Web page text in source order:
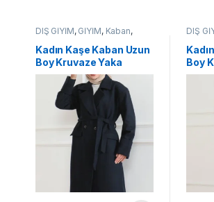
DIŞ GİYİM, GİYİM, Kaban,
Kadın Kaşe Kaban Uzun
Boy Kruvaze Yaka
Kuşaklı Tesettür Kaşe
Kaban Astarlı – Lacivert
DIŞ
Boy